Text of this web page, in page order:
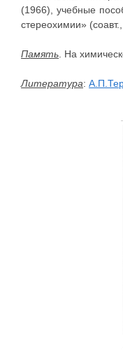
(1966), учебные
стереохимии»
Память . На
Литература: